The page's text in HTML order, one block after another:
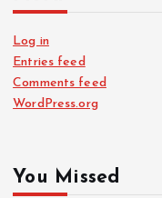
Log in
Entries feed
Comments feed
WordPress.org
You Missed